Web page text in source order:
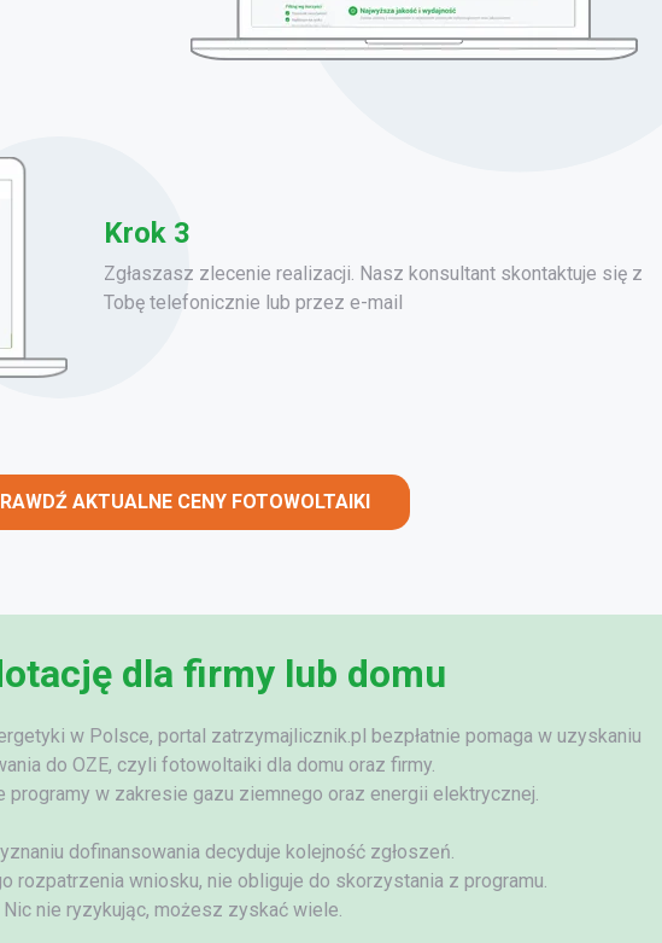
Krok 3
Zgłaszasz zlecenie realizacji. Nasz konsultant skontaktuje się z
Tobę telefonicznie lub przez e-mail
AKTUALNE CENY FOTOWOLTAIKI
dla firmy lub domu
w Polsce, portal zatrzymajlicznik.pl bezpłatnie pomaga w uzyskaniu
do OZE, czyli fotowoltaiki dla domu oraz firmy.
programy w zakresie gazu ziemnego oraz energii elektrycznej.
dofinansowania decyduje kolejność zgłoszeń.
rozpatrzenia wniosku, nie obliguje do skorzystania z programu.
Nic nie ryzykując, możesz zyskać wiele.